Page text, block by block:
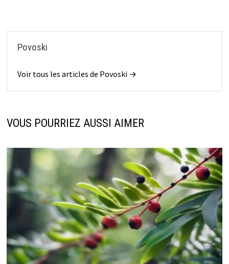
Povoski
Voir tous les articles de Povoski →
VOUS POURRIEZ AUSSI AIMER